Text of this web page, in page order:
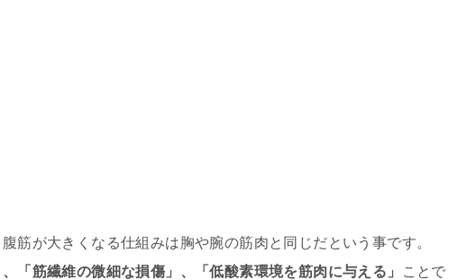
腹筋が大きくなる仕組みは胸や腕の筋肉と同じだという事です。
、「筋繊維の微細な損傷」、「低酸素環境を筋肉に与える」
ことで